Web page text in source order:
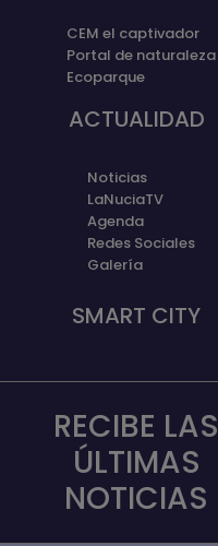
CEM el captivador
Portal de naturaleza
Ecoparque
ACTUALIDAD
Noticias
LaNuciaTV
Agenda
Redes Sociales
Galería
SMART CITY
RECIBE LAS
ÚLTIMAS
NOTICIAS